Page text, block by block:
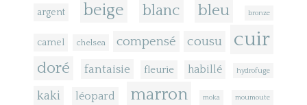
argent beige blanc bleu bronze
camel chelsea compensé cousu cuir
doré fantaisie fleurie habillé hydrofuge
kaki léopard marron moka moumoute